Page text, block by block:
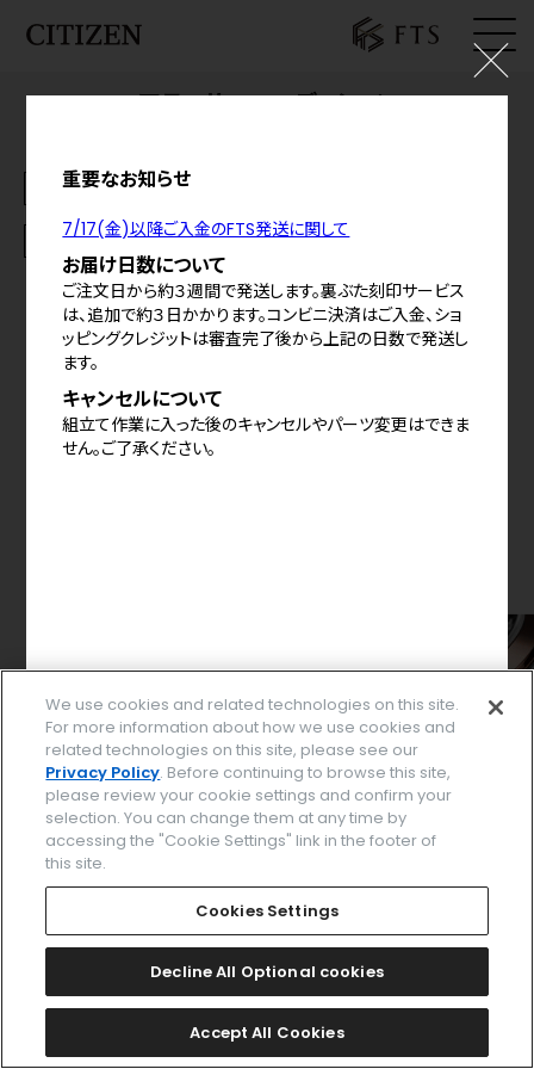
お気に入り
カート
特定商取引法に基づく表示
プライバシーポリシー
ご利用規約
アテッサ FTSエディション
パーツを選択してください
基本仕様
お知らせ
このデザインで決定する
重要なお知らせ
7/17(金)以降ご入金のFTS発送に関して
お届け日数について
ご注文日から約３週間で発送します。裏ぶた刻印サービス
は、追加で約３日かかります。コンビニ決済はご入金、ショ
ッピングクレジットは審査完了後から上記の日数で発送し
ます。
キャンセルについて
組立て作業に入った後のキャンセルやパーツ変更はできま
せん。ご了承ください。
We use cookies and related technologies on this site.
For more information about how we use cookies and
related technologies on this site, please see our
Privacy Policy. Before continuing to browse this site,
please review your cookie settings and confirm your
selection. You can change them at any time by
accessing the "Cookie Settings" link in the footer of
this site.
Cookies Settings
Decline All Optional cookies
Accept All Cookies